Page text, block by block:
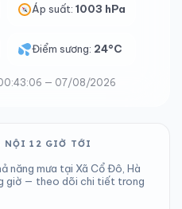
Áp suất:1003 hPa
Điểm sương: 24°C
— 07/08/2026
NỘI 12 GIỜ TỚI
năng mưa tại Xã Cổ Đô, Hà
giờ — theo dõi chi tiết trong